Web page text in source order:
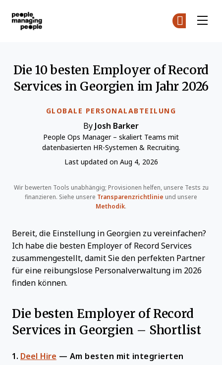
GLOBALE PERSONALABTEILUNG
Die 10 besten Employer of Record
Services in Georgien im Jahr 2026
By Josh Barker
People Ops Manager – skaliert Teams mit
datenbasierten HR-Systemen & Recruiting.
Last updated on Aug 4, 2026
Wir bewerten Tools unabhängig; Provisionen helfen, unsere Tests zu
finanzieren. Siehe unsere Transparenzrichtlinie und unsere
Methodik.
Bereit, die Einstellung in Georgien zu vereinfachen?
Ich habe die besten Employer of Record Services
zusammengestellt, damit Sie den perfekten Partner
für eine reibungslose Personalverwaltung im 2026
finden können.
Die besten Employer of Record
Services in Georgien – Shortlist
1. Deel Hire — Am besten mit integrierten